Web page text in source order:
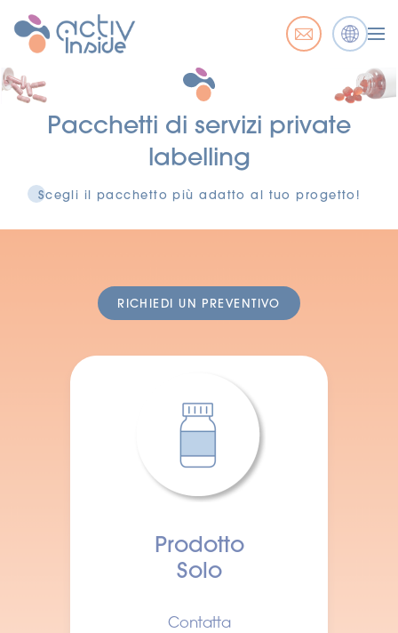
Pacchetti di servizi private
labelling
Scegli il pacchetto più adatto al tuo progetto!
RICHIEDI UN PREVENTIVO
Prodotto
Solo
Contatta